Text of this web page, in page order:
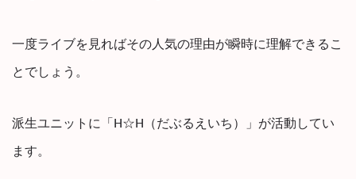
一度ライブを見ればその人気の理由が瞬時に理解できるこ
とでしょう。
派生ユニットに「H☆H（だぶるえいち）」が活動してい
ます。